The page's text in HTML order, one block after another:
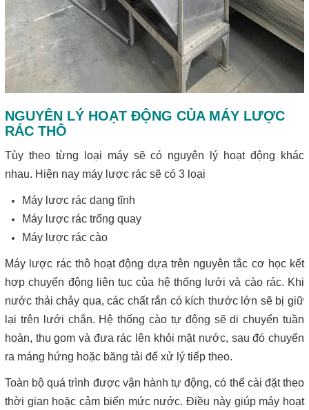
NGUYÊN LÝ HOẠT ĐỘNG CỦA MÁY LƯỢC
RÁC THÔ
Tùy theo từng loại máy sẽ có nguyên lý hoạt động khác
nhau. Hiện nay máy lược rác sẽ có 3 loại
Máy lược rác dạng tĩnh
Máy lược rác trống quay
Máy lược rác cào
Máy lược rác thô hoạt động dựa trên nguyên tắc cơ học kết
hợp chuyển động liên tục của hệ thống lưới và cào rác. Khi
nước thải chảy qua, các chất rắn có kích thước lớn sẽ bị giữ
lại trên lưới chắn. Hệ thống cào tự động sẽ di chuyển tuần
hoàn, thu gom và đưa rác lên khỏi mặt nước, sau đó chuyển
ra máng hứng hoặc băng tải để xử lý tiếp theo.
Toàn bộ quá trình được vận hành tự động, có thể cài đặt theo
thời gian hoặc cảm biến mức nước. Điều này giúp máy hoạt